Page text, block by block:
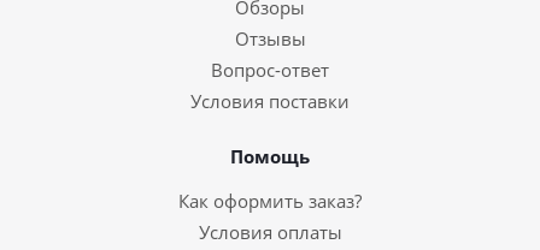
Обзоры
Отзывы
Вопрос-ответ
Условия поставки
Помощь
Как оформить заказ?
Условия оплаты